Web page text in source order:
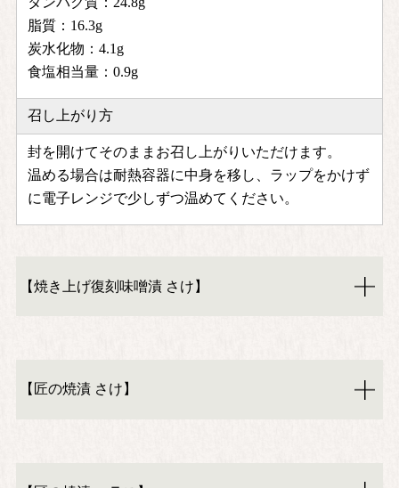
脂質：16.3g
炭水化物：4.1g
食塩相当量：0.9g
召し上がり方
封を開けてそのままお召し上がりいただけます。
温める場合は耐熱容器に中身を移し、ラップをかけず
に電子レンジで少しずつ温めてください。
【焼き上げ復刻味噌漬 さけ】
【匠の焼漬 さけ】